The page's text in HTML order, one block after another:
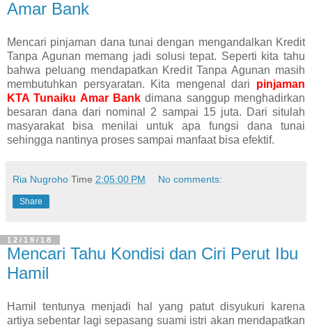
Amar Bank
Mencari pinjaman dana tunai dengan mengandalkan Kredit
Tanpa Agunan memang jadi solusi tepat. Seperti kita tahu
bahwa peluang mendapatkan Kredit Tanpa Agunan masih
membutuhkan persyaratan. Kita mengenal dari pinjaman
KTA Tunaiku Amar Bank dimana sanggup menghadirkan
besaran dana dari nominal 2 sampai 15 juta. Dari situlah
masyarakat bisa menilai untuk apa fungsi dana tunai
sehingga nantinya proses sampai manfaat bisa efektif.
Ria Nugroho Time 2:05:00 PM No comments:
Share
12/19/18
Mencari Tahu Kondisi dan Ciri Perut Ibu
Hamil
Hamil tentunya menjadi hal yang patut disyukuri karena
artiya sebentar lagi sepasang suami istri akan mendapatkan